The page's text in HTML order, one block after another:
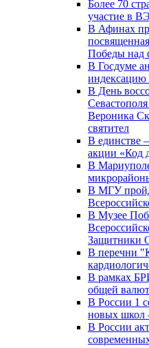
Более 70
участие в
В Афинах
Победы
В Госдуме
индексацию
В День
Вероника
святител
В единстве
акции «Код
В
В МГУ
В Музее
Защитники
В перечни
В рамках
общей
В России 1
новых
В России